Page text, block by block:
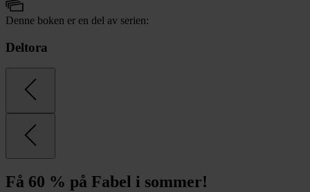
Denne boken er en del av serien:
Deltora
Få 60 % på Fabel i sommer!